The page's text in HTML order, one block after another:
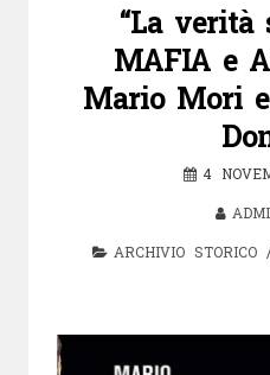
“La verità
MAFIA e
Mario Mori e
4
ARCHIVIO STORICO